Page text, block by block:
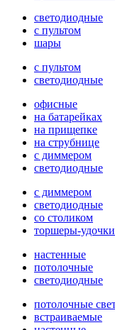
светодиодные
с пультом
шары
с пультом
светодиодные
офисные
на батарейках
на прищепке
на струбнице
с диммером
светодиодные
с диммером
светодиодные
со столиком
торшеры-удочки
настенные
потолочные
светодиодные
потолочные
встраиваемые